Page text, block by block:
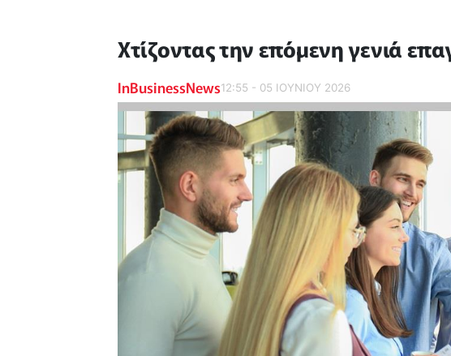
Χτίζοντας την επόμενη γενιά
InBusinessNews12:55 - 05 ΙΟΥΝΙΟΥ 2026